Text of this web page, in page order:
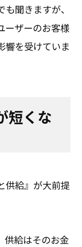
聞きますが、
ーザーのお客様
響を受けていま
短くな
供給』が大前提
供給はそのお金